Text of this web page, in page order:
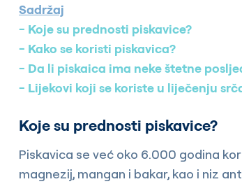
Sadržaj
Koje su prednosti piskavice?
Kako se koristi piskavica?
Da li piskaica ima neke štetne
Lijekovi koji se koriste u liječenju
Koje su prednosti piskavice?
Piskavica se već oko 6.000 godina
magnezij, mangan i bakar, kao i niz